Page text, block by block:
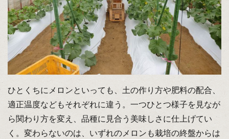
ひとくちにメロンといっても、土の作り方や肥料の配合、
適正温度などもそれぞれに違う。一つひとつ様子を見なが
ら関わり方を変え、品種に見合う美味しさに仕上げてい
く。変わらないのは、いずれのメロンも栽培の終盤からは